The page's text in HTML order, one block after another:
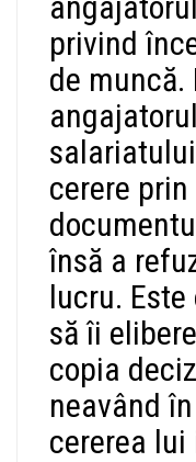
privind
de muncă.
cerere
însă a
lucru.
să îi
copia
neavând
cererea lui